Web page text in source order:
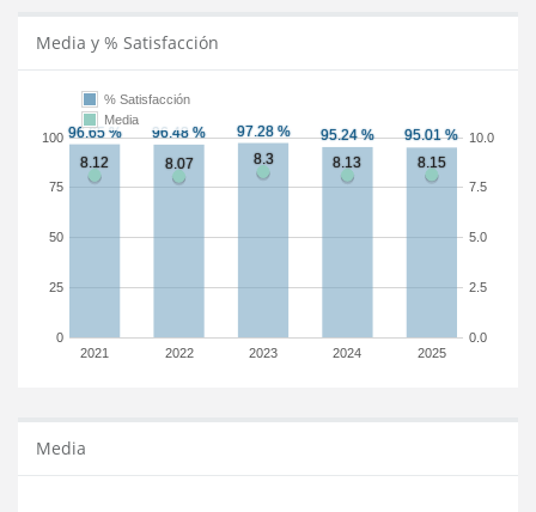
Media y % Satisfacción
2021 2022 2023 2024 2025
0
25
50
75
100
0.0
2.5
5.0
7.5
10.0
% Satisfacción
Media
Media